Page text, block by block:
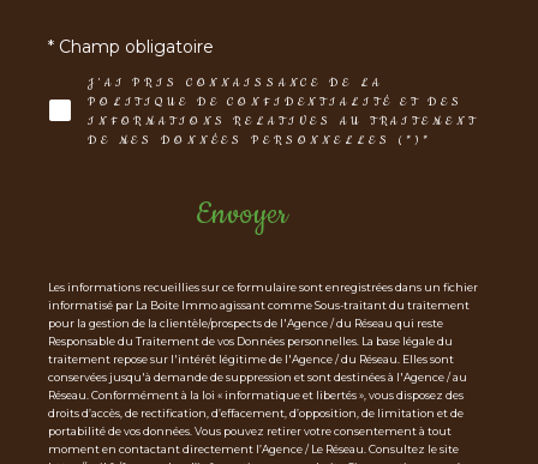
J'AI PRIS CONNAISSANCE DE LA
POLITIQUE DE CONFIDENTIALITÉ ET DES
INFORMATIONS RELATIVES AU TRAITEMENT
DE MES DONNÉES PERSONNELLES (*)*
* Champ obligatoire
Envoyer
Les informations recueillies sur ce formulaire sont enregistrées dans un fichier
informatisé par La Boite Immo agissant comme Sous-traitant du traitement
pour la gestion de la clientèle/prospects de l'Agence / du Réseau qui reste
Responsable du Traitement de vos Données personnelles. La base légale du
traitement repose sur l'intérêt légitime de l'Agence / du Réseau. Elles sont
conservées jusqu'à demande de suppression et sont destinées à l'Agence / au
Réseau. Conformément à la loi « informatique et libertés », vous disposez des
droits d’accès, de rectification, d’effacement, d’opposition, de limitation et de
portabilité de vos données. Vous pouvez retirer votre consentement à tout
moment en contactant directement l’Agence / Le Réseau. Consultez le site